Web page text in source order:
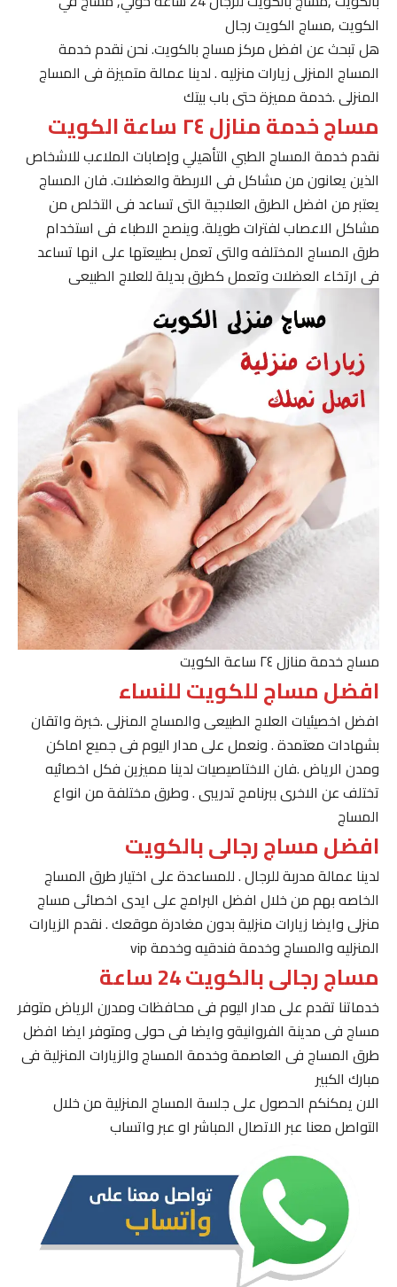
الكويت ,مساج الكويت رجال
هل تبحث عن افضل مركز مساج بالكويت. نحن نقدم خدمة
المساج المنزلى زيارات منزليه . لدينا عمالة متميزة فى المساج
المنزلى .خدمة مميزة حتى باب بيتك
مساج خدمة منازل ٢٤ ساعة الكويت
نقدم خدمة المساج الطبي التأهيلي وإصابات الملاعب للاشخاص
الذين يعانون من مشاكل فى الاربطة والعضلات. فان المساج
يعتبر من افضل الطرق العلاجية التى تساعد فى التخلص من
مشاكل الاعصاب لفترات طويلة. وينصح الاطباء فى استخدام
طرق المساج المختلفه والتى تعمل بطبيعتها على انها تساعد
فى ارتخاء العضلات وتعمل كطرق بديلة للعلاج الطبيعى
مساج خدمة منازل ٢٤ ساعة الكويت
افضل مساج للكويت للنساء
افضل اخصيئيات العلاج الطبيعى والمساج المنزلى .خبرة واتقان
بشهادات معتمدة . ونعمل على مدار اليوم فى جميع اماكن
ومدن الرياض .فان الاختاصيصيات لدينا مميزين فكل اخصائيه
تختلف عن الاخرى ببرنامج تدريبى . وطرق مختلفة من انواع
المساج
افضل مساج رجالى بالكويت
لدينا عمالة مدربة للرجال . للمساعدة على اختيار طرق المساج
الخاصه بهم من خلال افضل البرامج على ايدى اخصائى مساج
منزلى وايضا زيارات منزلية بدون مغادرة موقعك . نقدم الزيارات
المنزليه والمساج وخدمة فندقيه وخدمة vip
مساج رجالى بالكويت 24 ساعة
خدماتنا تقدم على مدار اليوم فى محافظات ومدرن الرياض متوفر
مساج فى مدينة الفروانيةو وايضا فى حولى ومتوفر ايضا افضل
طرق المساج فى العاصمة وخدمة المساج والزيارات المنزلية فى
مبارك الكبير
الان يمكنكم الحصول على جلسة المساج المنزلية من خلال
التواصل معنا عبر الاتصال المباشر او عبر واتساب